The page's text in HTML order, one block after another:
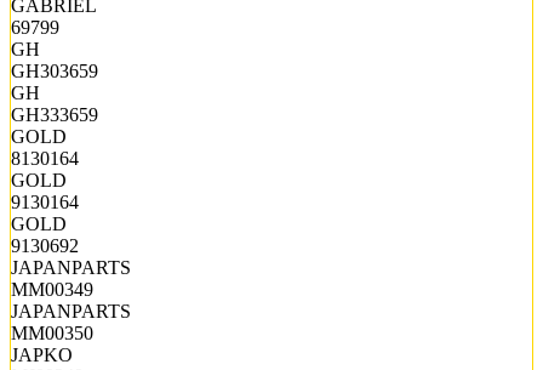
GABRIEL
69799
GH
GH303659
GH
GH333659
GOLD
8130164
GOLD
9130164
GOLD
9130692
JAPANPARTS
MM00349
JAPANPARTS
MM00350
JAPKO